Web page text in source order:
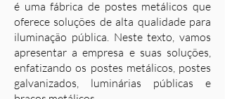
é uma fábrica de postes metálicos que
oferece soluções de alta qualidade para
iluminação pública. Neste texto, vamos
apresentar a empresa e suas soluções,
enfatizando os postes metálicos, postes
galvanizados, luminárias públicas e